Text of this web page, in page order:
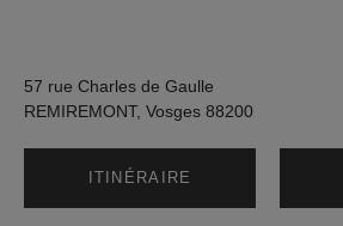
57 rue Charles de Gaulle
REMIREMONT, Vosges 88200
ITINÉRAIRE